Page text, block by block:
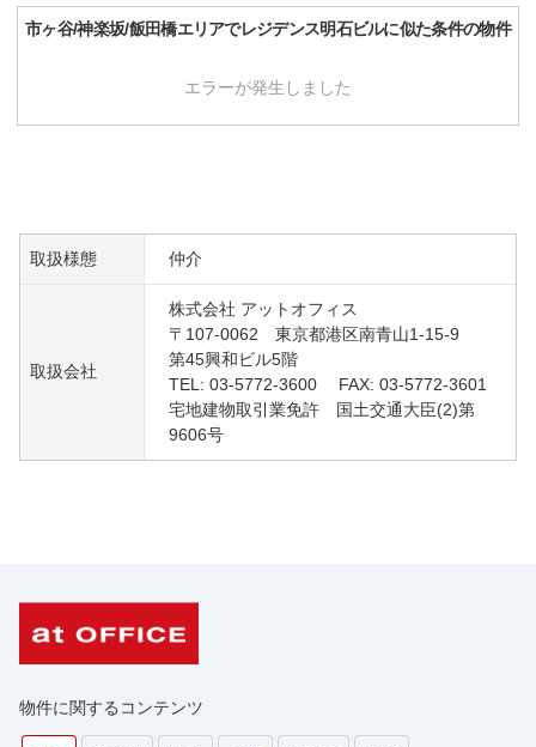
市ヶ谷/神楽坂/飯田橋エリアでレジデンス明石ビルに似た条件の物件
エラーが発生しました
取扱様態 仲介
取扱会社
株式会社 アットオフィス
〒107-0062 東京都港区南青山1-15-9
第45興和ビル5階
TEL: 03-5772-3600 FAX: 03-5772-3601
宅地建物取引業免許 国土交通大臣(2)第
9606号
物件に関するコンテンツ